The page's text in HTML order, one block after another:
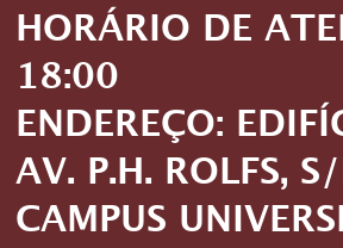
HORÁRIO DE
18:00
ENDEREÇO:
AV. P.H. ROLFS,
CAMPUS